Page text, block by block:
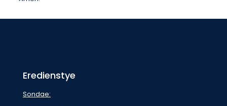
Eredienstye
Sondae: